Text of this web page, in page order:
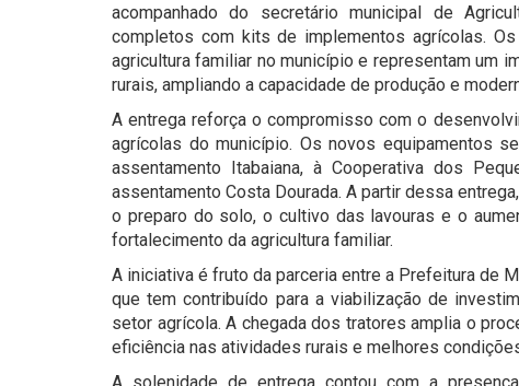
acompanhado do secretário municipal de
completos com kits de implementos agrícolas.
agricultura familiar no município e representam um
rurais, ampliando a capacidade de produção e
A entrega reforça o compromisso com o
agrícolas do município. Os novos equipamentos
assentamento Itabaiana, à Cooperativa dos
assentamento Costa Dourada. A partir dessa
o preparo do solo, o cultivo das lavouras e o
fortalecimento da agricultura familiar.
A iniciativa é fruto da parceria entre a Prefeitura de
que tem contribuído para a viabilização de
setor agrícola. A chegada dos tratores amplia o
eficiência nas atividades rurais e melhores